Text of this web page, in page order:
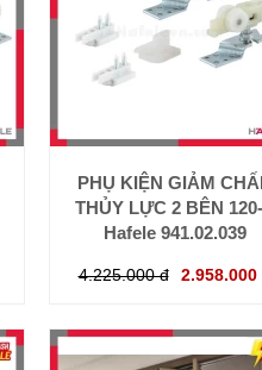
PHỤ KIỆN GIẢM
THỦY LỰC 2 BÊN
Hafele 941.02.039
4.225.000 đ 2.958.000